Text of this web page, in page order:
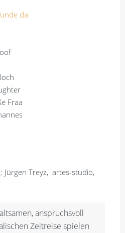
da
Fraa
Treyz, artes-studio,
anspruchsvoll
Zeitreise spielen